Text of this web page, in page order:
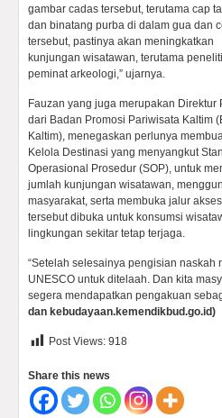
gambar cadas tersebut, terutama cap
dan binatang purba di dalam gua dan
tersebut, pastinya akan meningkatkan
kunjungan wisatawan, terutama
peminat arkeologi,” ujarnya.
Fauzan yang juga merupakan Direktur
dari Badan Promosi Pariwisata Kaltim
Kaltim), menegaskan perlunya
Kelola Destinasi yang menyangkut
Operasional Prosedur (SOP), untuk
jumlah kunjungan wisatawan,
masyarakat, serta membuka jalur
tersebut dibuka untuk konsumsi
lingkungan sekitar tetap terjaga.
“Setelah selesainya pengisian
UNESCO untuk ditelaah. Dan kita
segera mendapatkan pengakuan
dan kebudayaan.kemendikbud.go.id)
Post Views: 918
Share this news